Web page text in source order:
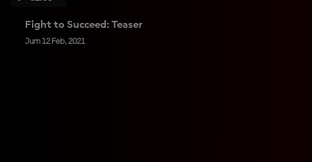
Fight to Succeed: Teaser
Jum 12 Feb, 2021